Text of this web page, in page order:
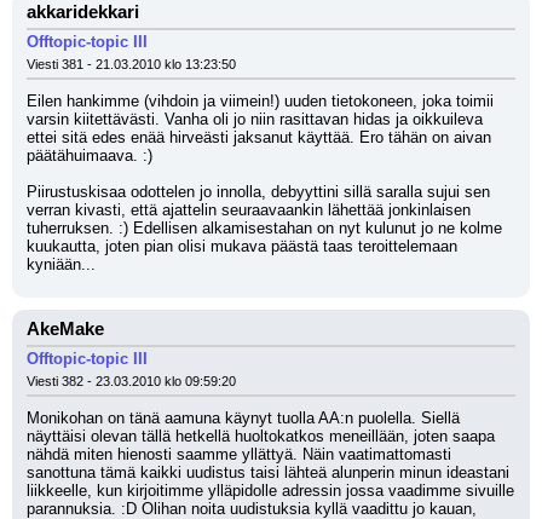
akkaridekkari
Offtopic-topic III
Viesti 381 - 21.03.2010 klo 13:23:50
Eilen hankimme (vihdoin ja viimein!) uuden tietokoneen, joka toimii
varsin kiitettävästi. Vanha oli jo niin rasittavan hidas ja oikkuileva
ettei sitä edes enää hirveästi jaksanut käyttää. Ero tähän on aivan
päätähuimaava. :)
Piirustuskisaa odottelen jo innolla, debyyttini sillä saralla sujui sen
verran kivasti, että ajattelin seuraavaankin lähettää jonkinlaisen
tuherruksen. :) Edellisen alkamisestahan on nyt kulunut jo ne kolme
kuukautta, joten pian olisi mukava päästä taas teroittelemaan
kyniään...
AkeMake
Offtopic-topic III
Viesti 382 - 23.03.2010 klo 09:59:20
Monikohan on tänä aamuna käynyt tuolla AA:n puolella. Siellä
näyttäisi olevan tällä hetkellä huoltokatkos meneillään, joten saapa
nähdä miten hienosti saamme yllättyä. Näin vaatimattomasti
sanottuna tämä kaikki uudistus taisi lähteä alunperin minun ideastani
liikkeelle, kun kirjoitimme ylläpidolle adressin jossa vaadimme sivuille
parannuksia. :D Olihan noita uudistuksia kyllä vaadittu jo kauan,